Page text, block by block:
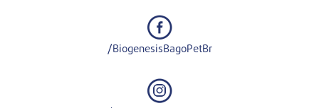
/BiogenesisBagoPetBr